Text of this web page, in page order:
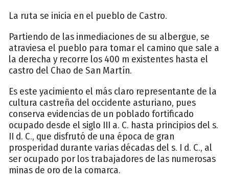
La ruta se inicia en el pueblo de Castro.
Partiendo de las inmediaciones de su albergue, se
atraviesa el pueblo para tomar el camino que sale a
la derecha y recorre los 400 m existentes hasta el
castro del Chao de San Martín.
Es este yacimiento el más claro representante de la
cultura castreña del occidente asturiano, pues
conserva evidencias de un poblado fortificado
ocupado desde el siglo III a. C. hasta principios del s.
II d. C., que disfrutó de una época de gran
prosperidad durante varias décadas del s. I d. C., al
ser ocupado por los trabajadores de las numerosas
minas de oro de la comarca.